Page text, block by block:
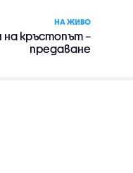
НА ЖИВО
на кръстопът –
предаване